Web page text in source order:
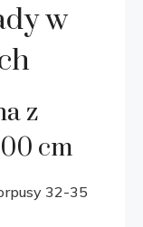
w
z
cm
32-35